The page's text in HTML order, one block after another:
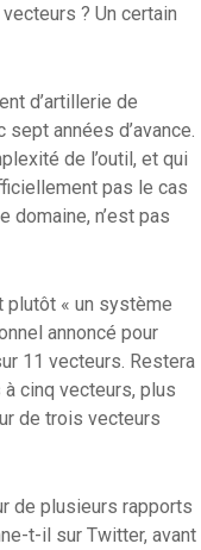
? Un certain
d’artillerie de
années d’avance.
de l’outil, et qui
pas le cas
domaine, n’est pas
plutôt « un système
annoncé pour
11 vecteurs. Restera
cinq vecteurs, plus
de trois vecteurs
de plusieurs rapports
t-il sur Twitter, avant